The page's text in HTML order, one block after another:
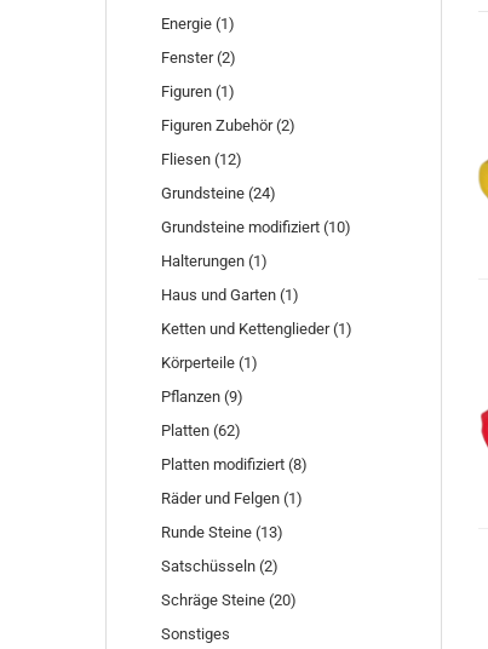
Energie (1)
Fenster (2)
Figuren (1)
Figuren Zubehör (2)
Fliesen (12)
Grundsteine (24)
Grundsteine modifiziert (10)
Halterungen (1)
Haus und Garten (1)
Ketten und Kettenglieder (1)
Körperteile (1)
Pflanzen (9)
Platten (62)
Platten modifiziert (8)
Räder und Felgen (1)
Runde Steine (13)
Satschüsseln (2)
Schräge Steine (20)
Sonstiges